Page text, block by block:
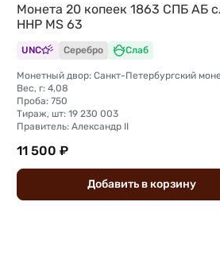
Монета 20 копеек 1863 СПБ АБ
ННР MS 63
UNC Серебро Слаб
Вес, г: 4,08
Проба: 750
Тираж, шт: 19 230 003
Правитель: Александр II
11 500 ₽
Добавить вкорзину